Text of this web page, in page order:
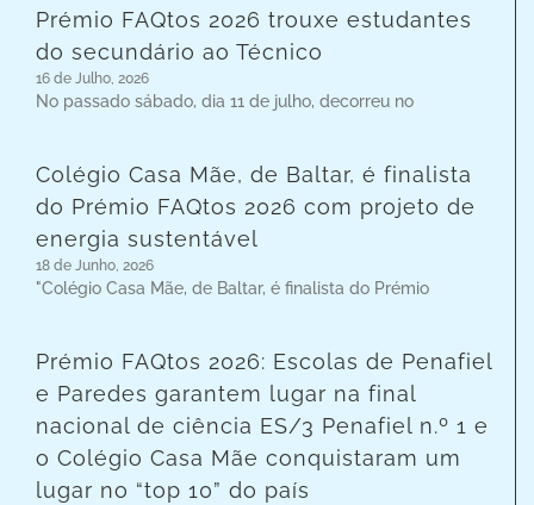
Prémio FAQtos 2026 trouxe estudantes
do secundário ao Técnico
16 de Julho, 2026
No passado sábado, dia 11 de julho, decorreu no
Colégio Casa Mãe, de Baltar, é finalista
do Prémio FAQtos 2026 com projeto de
energia sustentável
18 de Junho, 2026
"Colégio Casa Mãe, de Baltar, é finalista do Prémio
Prémio FAQtos 2026: Escolas de Penafiel
e Paredes garantem lugar na final
nacional de ciência ES/3 Penafiel n.º 1 e
o Colégio Casa Mãe conquistaram um
lugar no “top 10” do país